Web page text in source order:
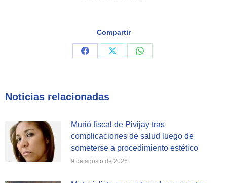
Compartir
Share
Share
Share
Noticias relacionadas
Murió fiscal de Pivijay tras
complicaciones de salud luego de
someterse a procedimiento estético
9 de agosto de 2026